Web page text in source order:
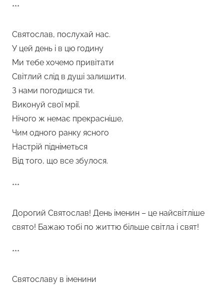
***
Святослав, послухай нас.
У цей день і в цю годину
Ми тебе хочемо привітати
Світлий слід в душі залишити.
З нами погодишся ти.
Виконуй свої мрії.
Нічого ж немає прекрасніше,
Чим одного ранку ясного
Настрій підніметься
Від того, що все збулося.
***
Дорогий Святослав! День іменин – це найсвітліше
свято! Бажаю тобі по життю більше світла і свят!
***
Святославу в іменини